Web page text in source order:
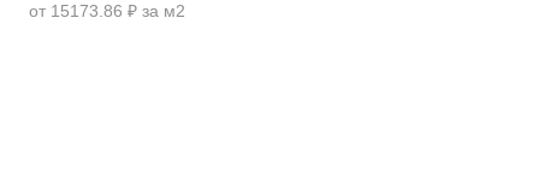
от 15173.86 ₽ за м2